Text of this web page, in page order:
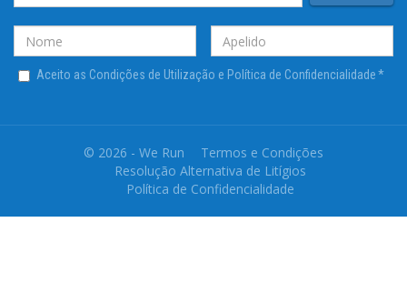
Aceito as Condições de Utilização e Política de Confidencialidade*
© 2026 - We Run
Termos e Condições
Resolução Alternativa de Litígios
Política de Confidencialidade